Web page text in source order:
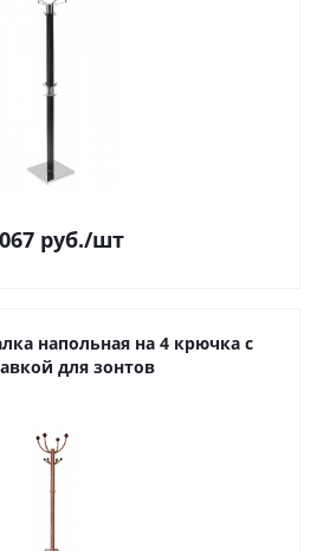
руб./шт
напольная на 4 крючка с
для зонтов